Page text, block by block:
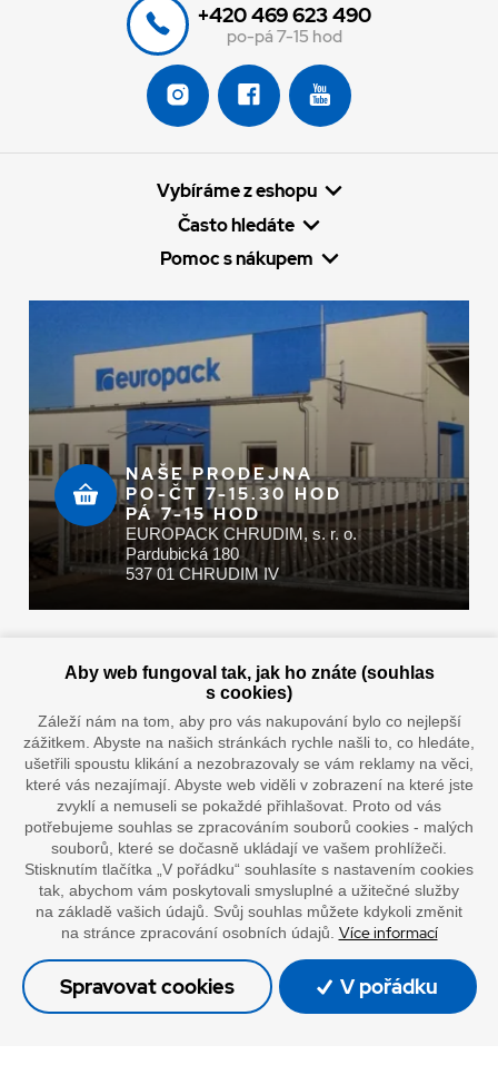
+420 469 623 490
po-pá 7-15 hod
Vybíráme z eshopu
Často hledáte
Pomoc s nákupem
NAŠE PRODEJNA
PO-ČT 7-15.30 HOD
PÁ 7-15 HOD
EUROPACK CHRUDIM, s. r. o.
Pardubická 180
537 01 CHRUDIM IV
Doprava vaším oblíbeným dopravcem
”Lepíme s jistotou”
© Oficiální stránky společnosti Europack
Aby web fungoval tak, jak ho znáte (souhlas
s cookies)
Záleží nám na tom, aby pro vás nakupování bylo co nejlepší
zážitkem. Abyste na našich stránkách rychle našli to, co hledáte,
ušetřili spoustu klikání a nezobrazovaly se vám reklamy na věci,
které vás nezajímají. Abyste web viděli v zobrazení na které jste
zvyklí a nemuseli se pokaždé přihlašovat. Proto od vás
potřebujeme souhlas se zpracováním souborů cookies - malých
souborů, které se dočasně ukládají ve vašem prohlížeči.
Stisknutím tlačítka „V pořádku“ souhlasíte s nastavením cookies
tak, abychom vám poskytovali smysluplné a užitečné služby
na základě vašich údajů. Svůj souhlas můžete kdykoli změnit
na stránce zpracování osobních údajů. Více informací
Spravovat cookies V pořádku